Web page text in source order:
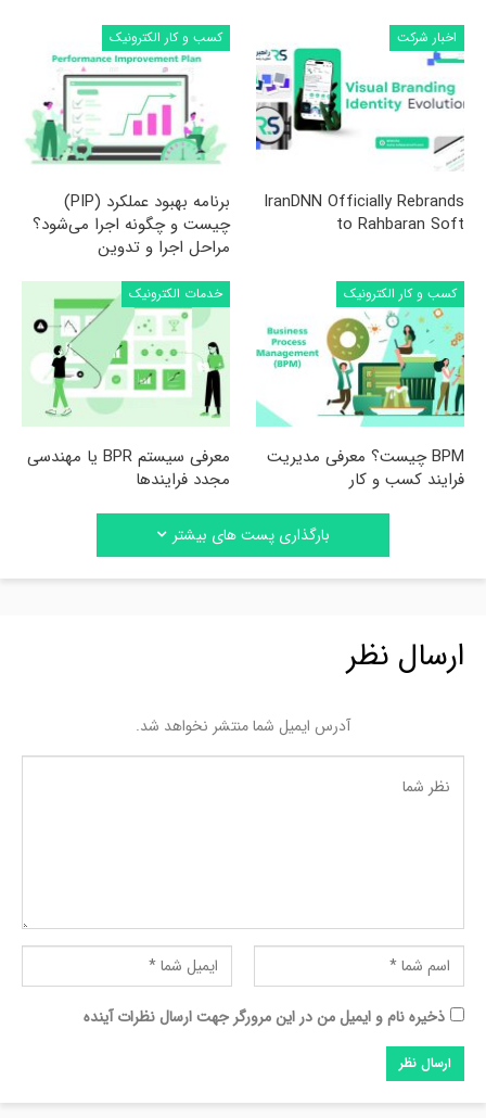
اخبار شرکت
IranDNN Officially Rebrands
to Rahbaran Soft
کسب و کار الکترونیک
برنامه بهبود عملکرد (PIP)
چیست و چگونه اجرا می‌شود؟
مراحل اجرا و تدوین
کسب و کار الکترونیک
BPM چیست؟ معرفی مدیریت
فرایند کسب و کار
خدمات الکترونیک
معرفی سیستم BPR یا مهندسی
مجدد فرایندها
بارگذاری پست های بیشتر
ارسال نظر
آدرس ایمیل شما منتشر نخواهد شد.
ذخیره نام و ایمیل من در این مرورگر جهت ارسال نظرات آینده